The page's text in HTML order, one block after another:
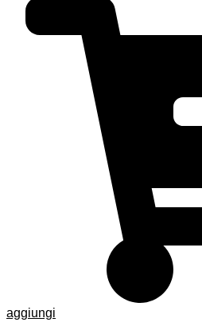
aggiungi